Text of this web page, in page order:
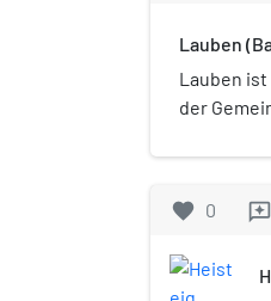
Lauben
Lauben
der
favorite 0 reviews